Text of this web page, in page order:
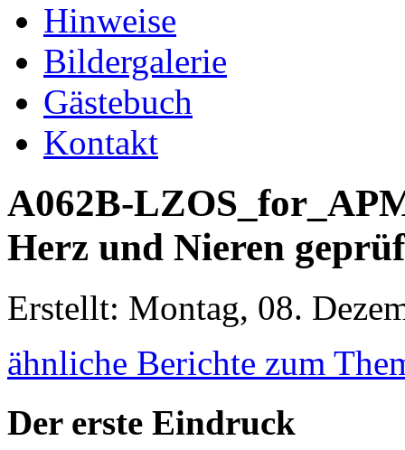
Hinweise
Bildergalerie
Gästebuch
Kontakt
A062B-
Herz und Nieren
Erstellt: Montag, 08.
ähnliche Berichte zum
Der erste Eindruck